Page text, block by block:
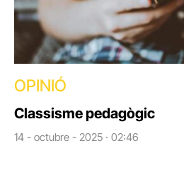
OPINIÓ
Classisme pedagògic
14 - octubre - 2025 · 02:46